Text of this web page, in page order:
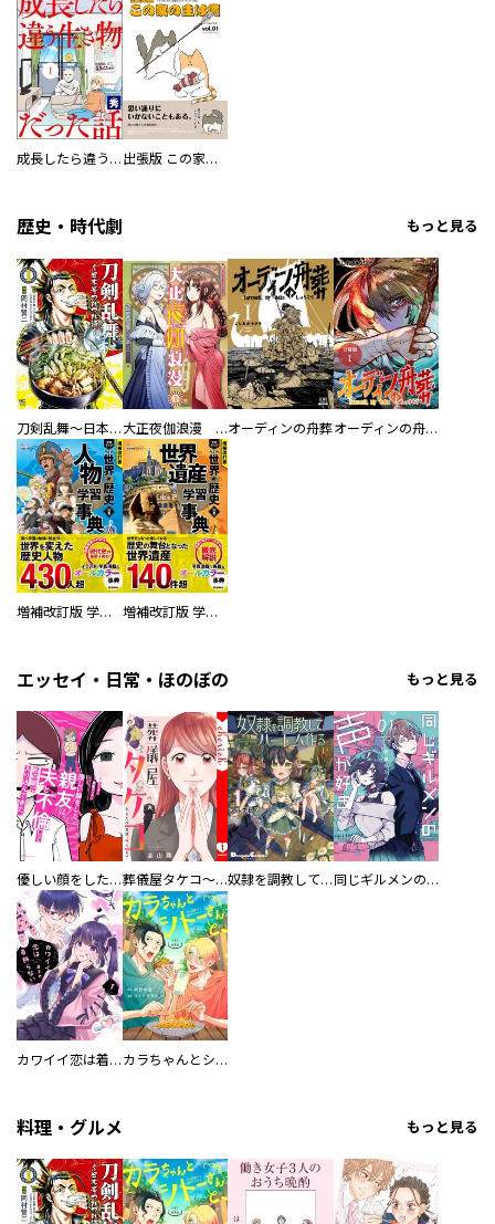
成長したら違う生き物だった話（分冊版） 出張版 この家の主は僕
歴史・時代劇 もっと見る
刀剣乱舞～日本号つれづれ酒～ 大正夜伽浪漫 －金曜日の花嫁—オーディンの舟葬 オーディンの舟葬 分冊版
増補改訂版 学研まんが NEW世界の歴史 別巻 人物学習事典 増補改訂版 学研まんが NEW世界の歴史 別巻 世界遺産学習事典
エッセイ・日常・ほのぼの もっと見る
優しい顔をした親友は、夫と不倫して私の家に入り込んできた。 葬儀屋タケコ～あなたの最期、叶えます【電子単行本版】 奴隷を調教してハーレム作る 同じギルメンの声が好き
カワイイ恋は着飾らない カラちゃんとシトーさんと、 【分冊版】
料理・グルメ もっと見る